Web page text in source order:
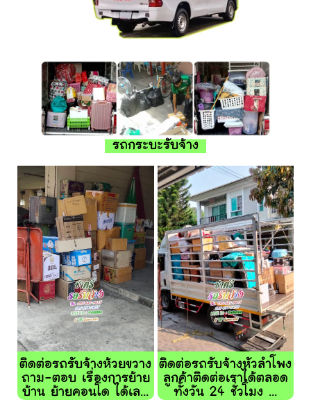
รถกระบะรับจ้าง
ติดต่อรถรับจ้างห้วยขวาง
ถาม-ตอบ เรื่องการย้าย
บ้าน ย้ายคอนโด ได้เล...
ติดต่อรถรับจ้างหัวลำโพง
ลูกค้าติดต่อเราได้ตลอด
ทั้งวัน 24 ชั่วโมง ...